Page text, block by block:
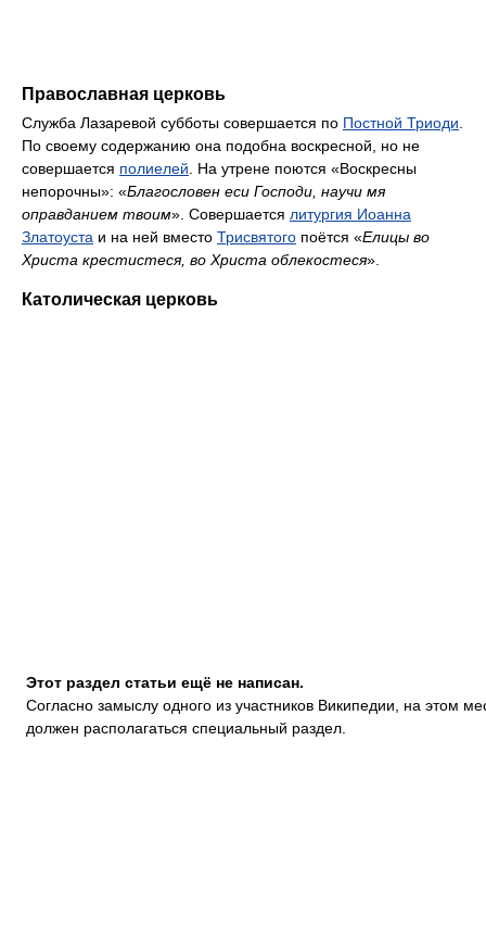
Православная церковь
Служба Лазаревой субботы совершается по Постной Триоди.
По своему содержанию она подобна воскресной, но не
совершается полиелей. На утрене поются «Воскресны
непорочны»: «Благословен еси Господи, научи мя
оправданием твоим». Совершается литургия Иоанна
Златоуста и на ней вместо Трисвятого поётся «Елицы во
Христа крестистеся, во Христа облекостеся».
Католическая церковь
Этот раздел статьи ещё не написан.
Согласно замыслу одного из участников Википедии, на этом
должен располагаться специальный раздел.